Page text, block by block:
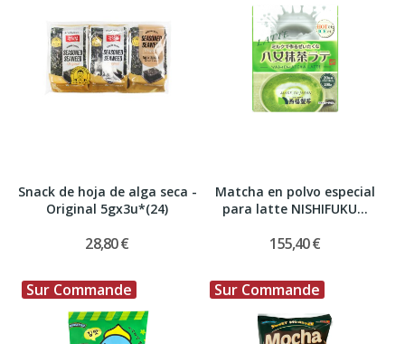
Snack de hoja de alga seca -
Original 5gx3u*(24)
28,80 €
Matcha en polvo especial
para latte NISHIFUKU...
155,40 €
Sur Commande Sur Commande